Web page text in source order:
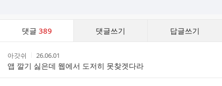
댓글 389 댓글쓰기 답글쓰기
스
작
성
자
아갓쉬
작
성
시
간
26.06.01
앱 깔기 싫은데 웹에서 도저히 못찾겟다라